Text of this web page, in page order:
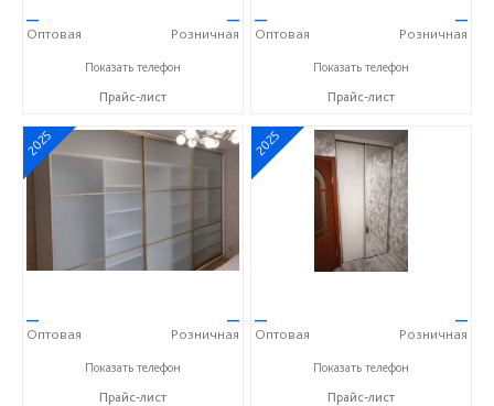
—
Оптовая
—
Розничная
+7 (937) 423-36-37
Показать телефон
Прайс-лист
—
Оптовая
—
Розничная
+7 (937) 423-36-37
Показать телефон
Прайс-лист
2025
—
Оптовая
—
Розничная
+7 (937) 423-36-37
Показать телефон
Прайс-лист
2025
—
Оптовая
—
Розничная
+7 (937) 423-36-37
Показать телефон
Прайс-лист